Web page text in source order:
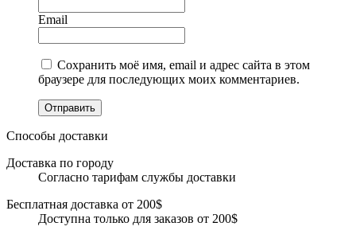
Email
Сохранить моё имя, email и адрес сайта в этом
браузере для последующих моих комментариев.
Отправить
Способы доставки
Доставка по городу
Согласно тарифам службы доставки
Бесплатная доставка от 200$
Доступна только для заказов от 200$